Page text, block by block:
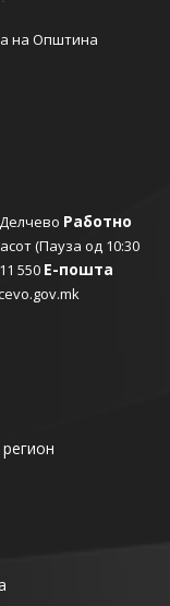
на Општина
Работно
(Пауза од 10:30
550 Е-пошта